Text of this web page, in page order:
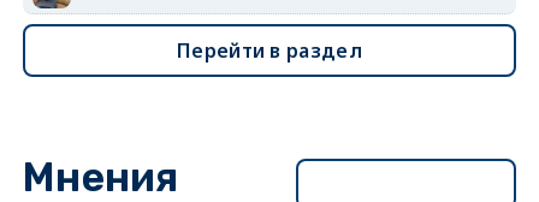
Перейти в раздел
Мнения